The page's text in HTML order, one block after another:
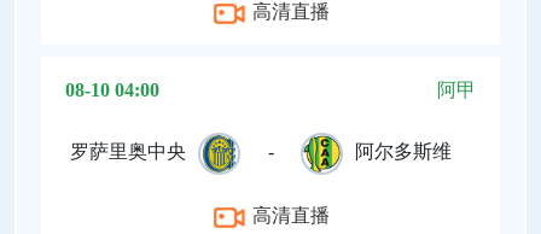
高清直播
08-10 04:00 阿甲
罗萨里奥中央 - 阿尔多斯维
高清直播